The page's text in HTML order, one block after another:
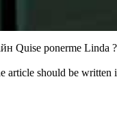
Quise ponerme Linda
article should be